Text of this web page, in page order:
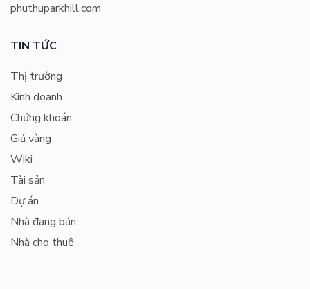
phuthuparkhill.com
TIN TỨC
Thị trường
Kinh doanh
Chứng khoán
Giá vàng
Wiki
Tài sản
Dự án
Nhà đang bán
Nhà cho thuê